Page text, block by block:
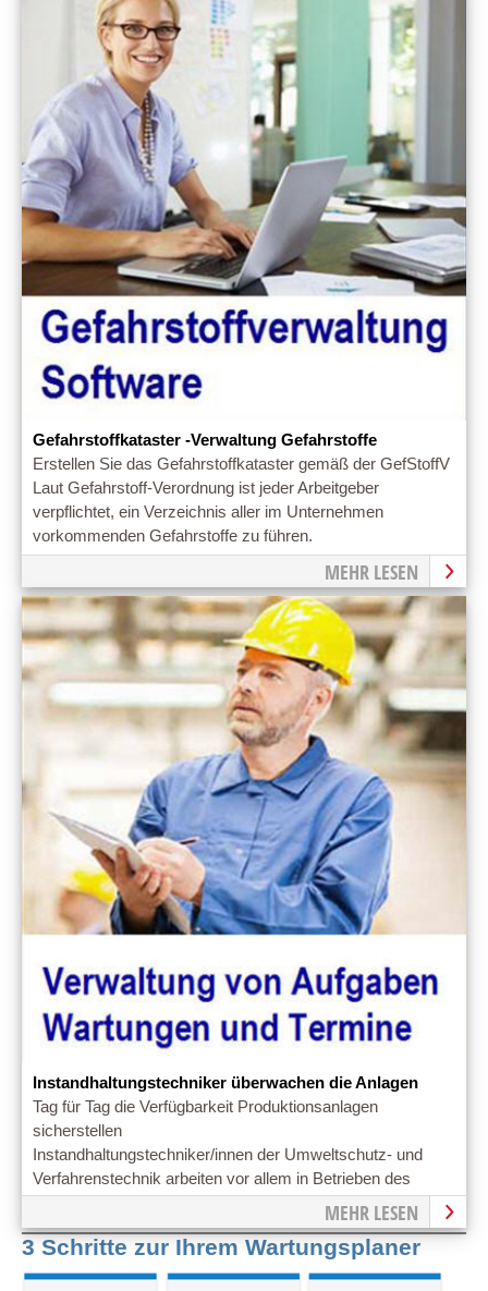
Gefahrstoffkataster -Verwaltung Gefahrstoffe
Erstellen Sie das Gefahrstoffkataster gemäß der GefStoffV
Laut Gefahrstoff-Verordnung ist jeder Arbeitgeber
verpflichtet, ein Verzeichnis aller im Unternehmen
vorkommenden Gefahrstoffe zu führen.
MEHR LESEN
Instandhaltungstechniker überwachen die Anlagen
Tag für Tag die Verfügbarkeit Produktionsanlagen
sicherstellen
Instandhaltungstechniker/innen der Umweltschutz- und
Verfahrenstechnik arbeiten vor allem in Betrieben des
MEHR LESEN
3 Schritte zur Ihrem Wartungsplaner